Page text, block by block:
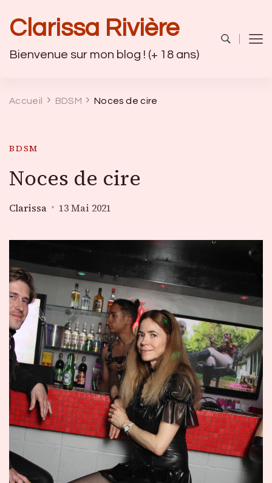
Clarissa Rivière
Bienvenue sur mon blog ! (+ 18 ans)
Accueil BDSM Noces de cire
BDSM
Noces de cire
Clarissa 13 Mai 2021